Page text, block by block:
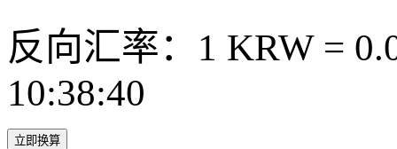
反向汇率：1 KRW =
10:38:40
立即换算